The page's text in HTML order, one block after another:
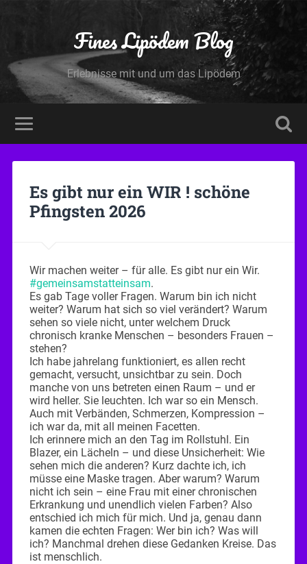
Fines Lipödem Blog
Erlebnisse mit und um das Lipödem
Es gibt nur ein WIR ! schöne
Pfingsten 2026
Wir machen weiter – für alle. Es gibt nur ein Wir.
#gemeinsamstatteinsam.
Es gab Tage voller Fragen. Warum bin ich nicht
weiter? Warum hat sich so viel verändert? Warum
sehen so viele nicht, unter welchem Druck
chronisch kranke Menschen – besonders Frauen –
stehen?
Ich habe jahrelang funktioniert, es allen recht
gemacht, versucht, unsichtbar zu sein. Doch
manche von uns betreten einen Raum – und er
wird heller. Sie leuchten. Ich war so ein Mensch.
Auch mit Verbänden, Schmerzen, Kompression –
ich war da, mit all meinen Facetten.
Ich erinnere mich an den Tag im Rollstuhl. Ein
Blazer, ein Lächeln – und diese Unsicherheit: Wie
sehen mich die anderen? Kurz dachte ich, ich
müsse eine Maske tragen. Aber warum? Warum
nicht ich sein – eine Frau mit einer chronischen
Erkrankung und unendlich vielen Farben? Also
entschied ich mich für mich. Und ja, genau dann
kamen die echten Fragen: Wer bin ich? Was will
ich? Manchmal drehen diese Gedanken Kreise. Das
ist menschlich.